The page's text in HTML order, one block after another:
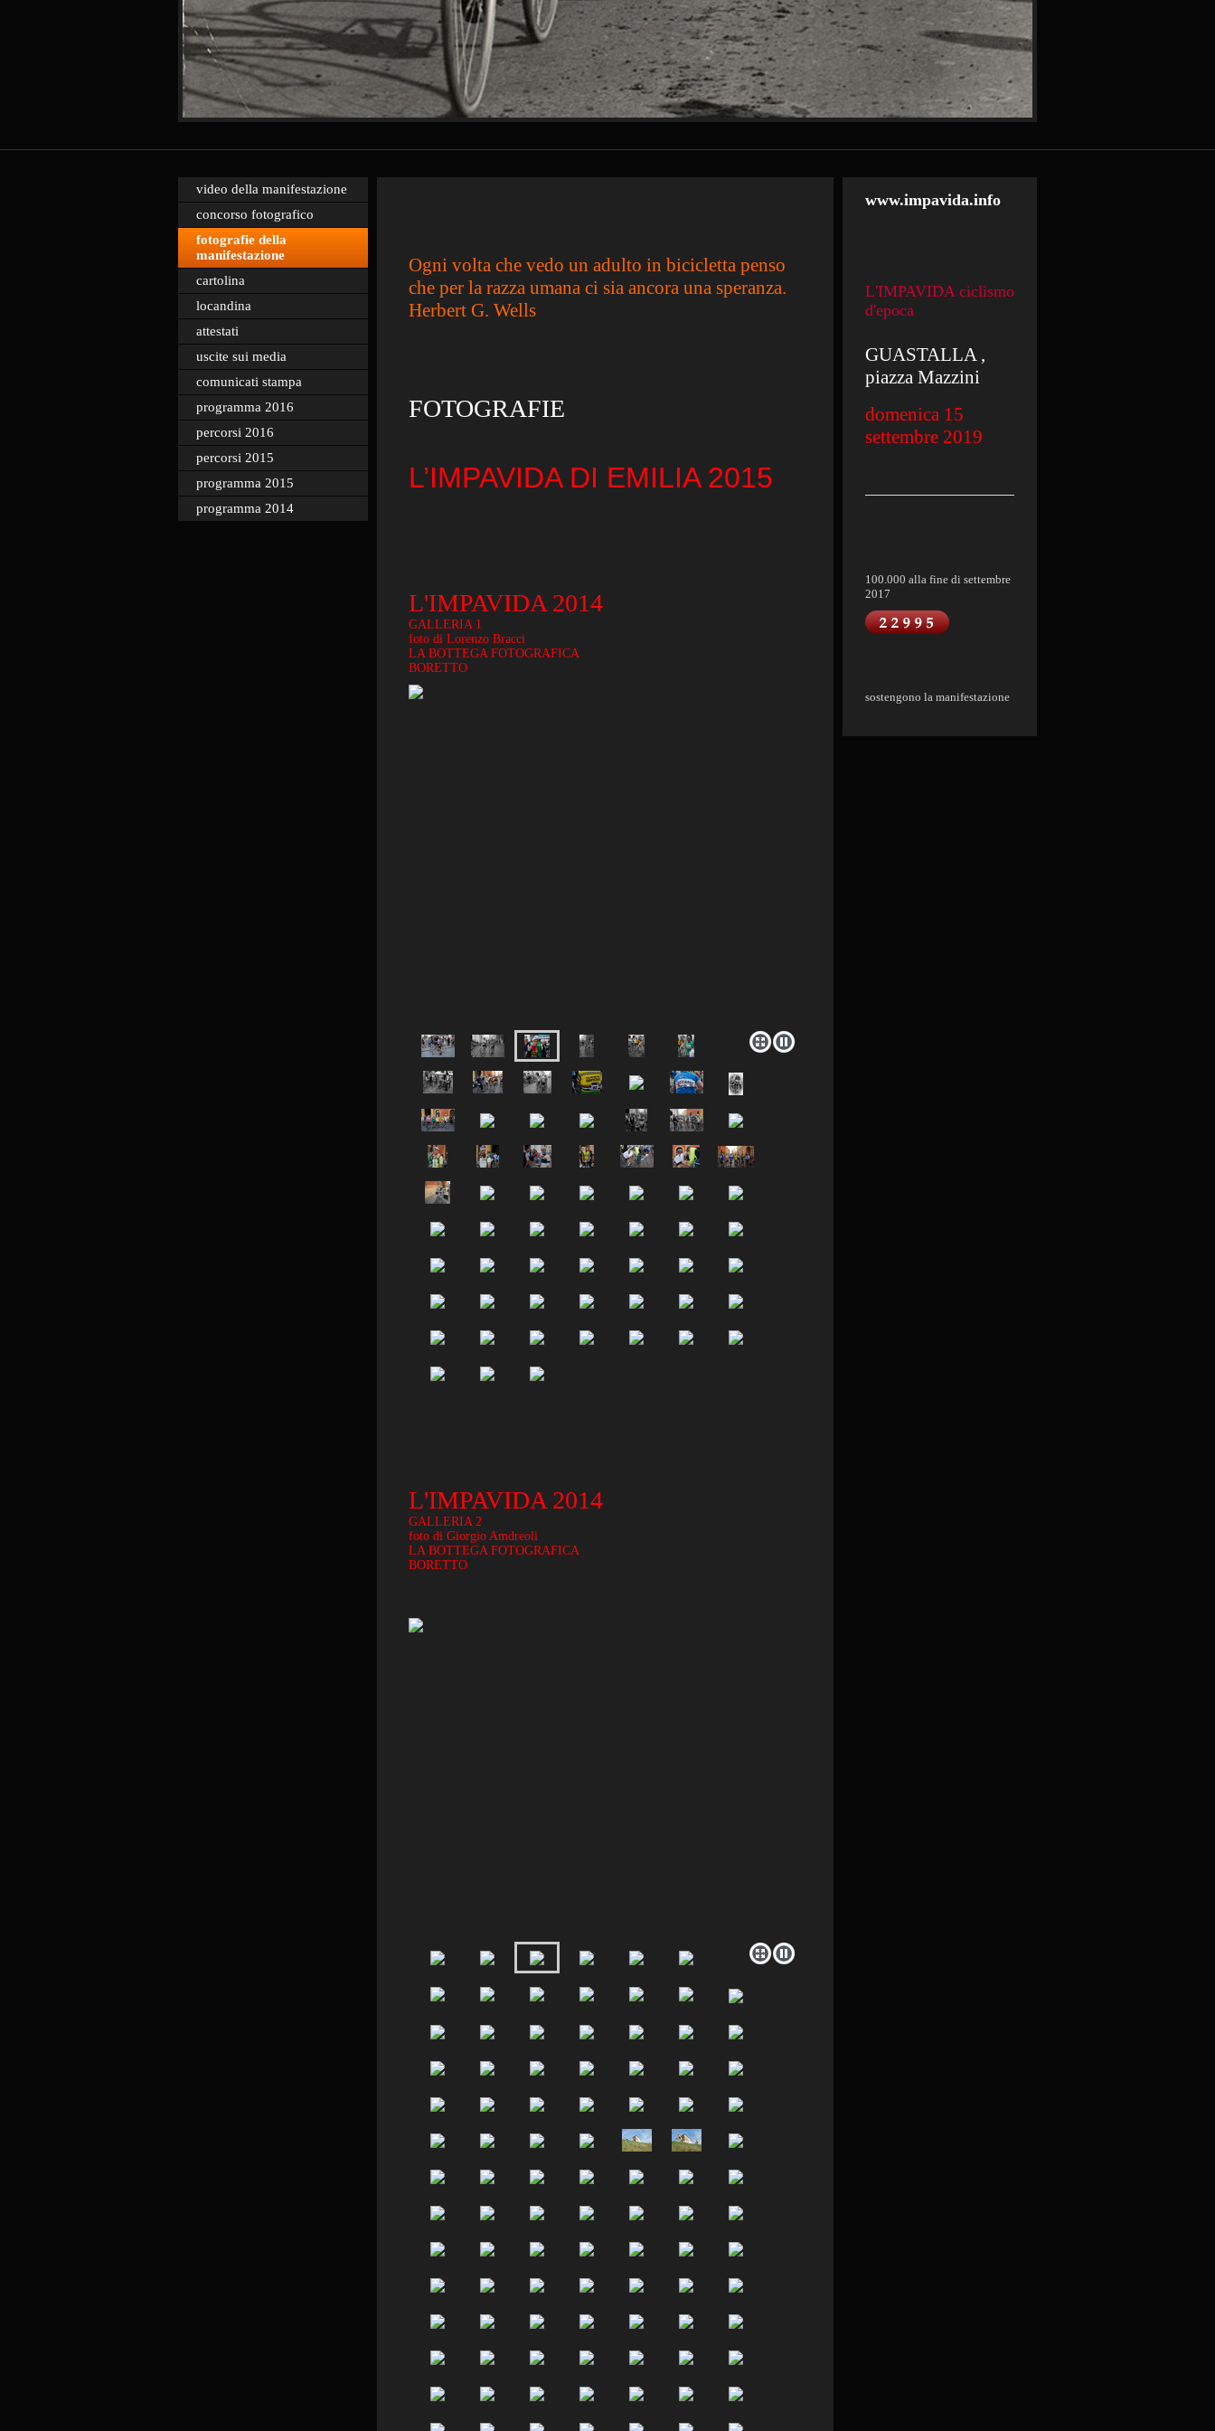
video della manifestazione
concorso fotografico
fotografie della
manifestazione
cartolina
locandina
attestati
uscite sui media
comunicati stampa
programma 2016
percorsi 2016
percorsi 2015
programma 2015
programma 2014
Ogni volta che vedo un adulto in bicicletta penso
che per la razza umana ci sia ancora una speranza.
Herbert G. Wells
FOTOGRAFIE
L’IMPAVIDA DI EMILIA 2015
L'IMPAVIDA 2014
GALLERIA 1
foto di Lorenzo Bracci
LA BOTTEGA FOTOGRAFICA
BORETTO
L'IMPAVIDA 2014
GALLERIA 2
foto di Giorgio Amdreoli
LA BOTTEGA FOTOGRAFICA
BORETTO
www.impavida.info
L'IMPAVIDA ciclismo
d'epoca
GUASTALLA ,
piazza Mazzini
domenica 15
settembre 2019
100.000 alla fine di settembre
2017
sostengono la manifestazione